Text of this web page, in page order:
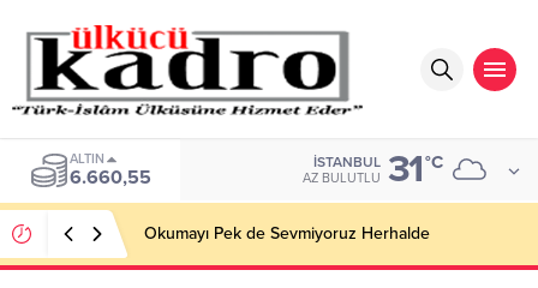
ALTIN
6.660,55
İSTANBUL
AZ BULUTLU 31°C
Okumayı Pek de Sevmiyoruz Herhalde